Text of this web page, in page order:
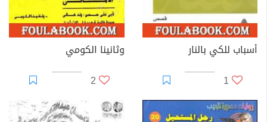
أسباب للكي بالنار
1
وثانينا الكومي
2